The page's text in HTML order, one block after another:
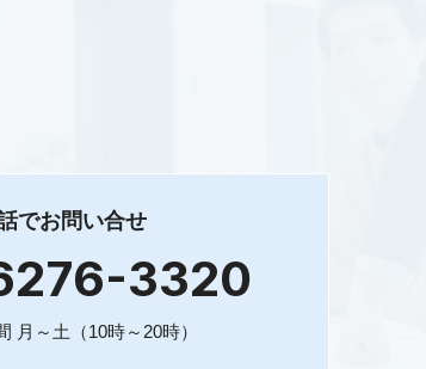
でお問い合せ
3320
月～土（10時～20時）